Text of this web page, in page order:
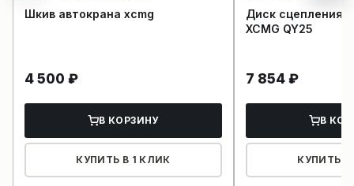
Шкив автокрана xcmg
4 500 ₽
В КОРЗИНУ
КУПИТЬ В 1 КЛИК
Диск сцепления
XCMG QY25
7 854 ₽
В
КУПИТЬ В